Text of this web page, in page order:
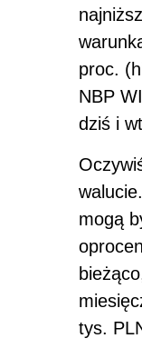
proc.
NBP
dziś i
mogą
tys.